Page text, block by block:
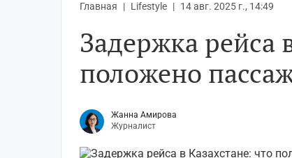
Главная Lifestyle 14 авг. 2025 г., 14:49
Задержка рейса
положено
Жанна Амирова
Журналист